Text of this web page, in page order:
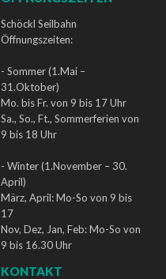
Schöckl Seilbahn
Öffnungszeiten:
- Sommer (1.Mai –
31.Oktober)
Mo. bis Fr. von 9 bis 17 Uhr
Sa., So., Ft., Sommerferien von
9 bis 18 Uhr
- Winter (1.November – 30.
April)
März, April: Mo-So von 9 bis
17
Nov, Dez, Jan, Feb: Mo-So von
9 bis 16.30 Uhr
KONTAKT